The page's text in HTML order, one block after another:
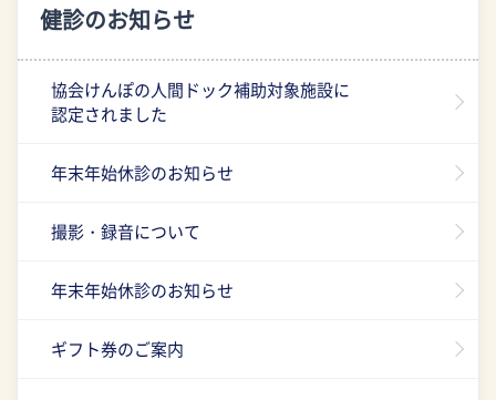
健診のお知らせ
協会けんぽの人間ドック補助対象施設に
認定されました
年末年始休診のお知らせ
撮影・録音について
年末年始休診のお知らせ
ギフト券のご案内